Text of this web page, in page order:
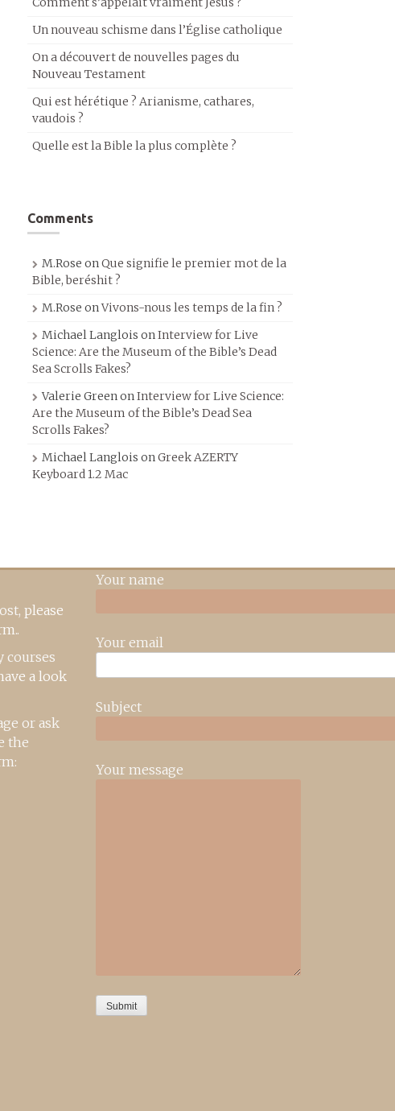
Un nouveau schisme dans l’Église catholique
On a découvert de nouvelles pages du
Nouveau Testament
Qui est hérétique ? Arianisme, cathares,
vaudois ?
Quelle est la Bible la plus complète ?
Comments
M.Rose onQue signifie le premier mot de la
Bible, beréshit ?
M.Rose onVivons-nous les temps de la fin ?
Michael Langlois onInterview for Live
Science: Are the Museum of the Bible’s Dead
Sea Scrolls Fakes?
Valerie GreenonInterview for Live Science:
Are the Museum of the Bible’s Dead Sea
Scrolls Fakes?
Michael Langlois onGreek AZERTY
Keyboard 1.2 Mac
please
..
courses
a look
or ask
the
Your name
Your email
Subject
Your message